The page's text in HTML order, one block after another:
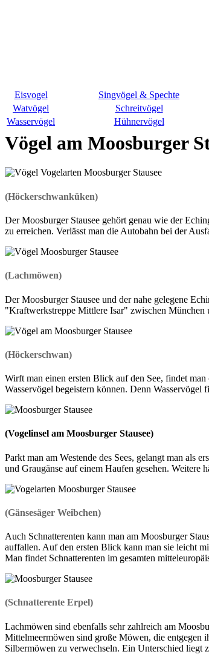
Eisvogel
Singvögel & Spechte
Watvögel
Schreitvögel
Wasservögel
Hühnervögel
Vögel am Moosburger
(Höckerschwanküken)
Der Moosburger Stausee gehört genau wie der
zu erreichen. Verlässt man die Autobahn bei der
(Lachmöwen)
Der Moosburger Stausee und der nahe gelegene
"Kraftwerkstreppe Mittlere Isar" zwischen München
(Höckerschwan)
Wirft man einen ersten Blick auf den See, findet
Wasservögel begeistern können. Denn
(Vogelinsel am Moosburger Stausee)
Parkt man am Westende des Sees, gelangt man als
und Graugänse auf einem Haufen gesehen. Weitere
(Gänsesäger Weibchen)
Auch Schnatterenten kann man am Moosburger
auffallen. Auf den ersten Blick kann man sie leicht
Man findet Schnatterenten im gesamten
(Schnatterente Erpel)
Lachmöwen sind ebenfalls sehr zahlreich am
Mittelmeermöwen sind große Möwen, die entgegen
Silbermöwen zu verwechseln. Ein Unterschied liegt